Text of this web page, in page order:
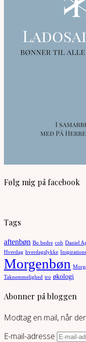
Følg mig på facebook
Tags
aftenbøn Bo bedre cob Daniel
Hverdag hverdagslykke
Morgenbøn
Taknemmelighed tro økologi
Abonner på bloggen
Modtag en mail, når
E-mail-adresse